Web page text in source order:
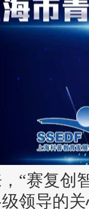
“赛复创
领导的